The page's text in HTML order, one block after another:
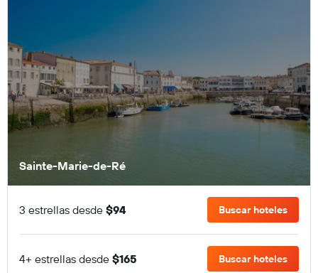
Sainte-Marie-de-Ré
3 estrellas desde $94 Buscar hoteles
4+ estrellas desde $165 Buscar hoteles